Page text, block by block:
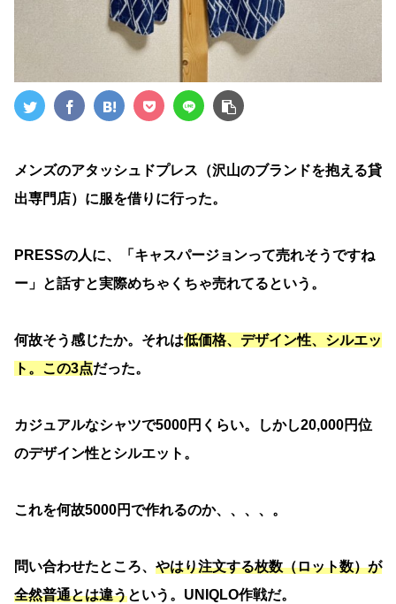
メンズのアタッシュドプレス（沢山のブランドを抱える貸
出専門店）に服を借りに行った。
PRESSの人に、「キャスパージョンって売れそうですね
ー」と話すと実際めちゃくちゃ売れてるという。
何故そう感じたか。それは低価格、デザイン性、シルエッ
ト。この3点だった。
カジュアルなシャツで5000円くらい。しかし20,000円位
のデザイン性とシルエット。
これを何故5000円で作れるのか、、、、。
問い合わせたところ、 やはり注文する枚数（ロット数）が
全然普通とは違うという。UNIQLO作戦だ。